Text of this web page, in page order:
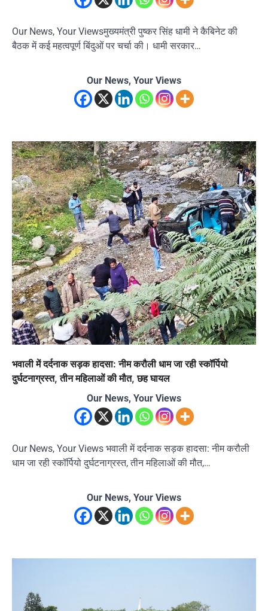
Our News, Your Viewsमुख्‍यमंत्री पुष्‍कर सिंह धामी ने कैबिनेट की
बैठक में कई महत्‍वपूर्ण बिंदुओं पर चर्चा की। धामी सरकार…
Our News, Your Views
भवाली में दर्दनाक सड़क हादसा: नीम करौली धाम जा रही स्कॉर्पियो
दुर्घटनाग्रस्त, तीन महिलाओं की मौत, छह घायल
Our News, Your Views
Our News, Your Views भवाली में दर्दनाक सड़क हादसा: नीम करौली
धाम जा रही स्कॉर्पियो दुर्घटनाग्रस्त, तीन महिलाओं की मौत,…
Our News, Your Views